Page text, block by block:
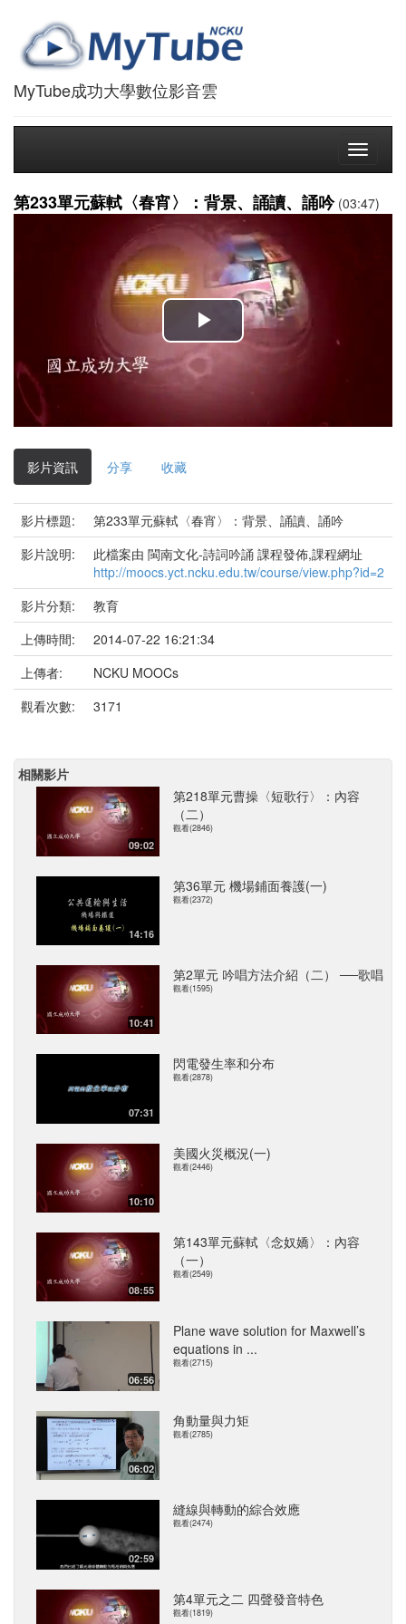
MyTube成功大學數位影音雲
Toggle
第233單元蘇軾〈春宵〉：背景、誦讀、誦吟(03:47)
播
放
影
影片資訊 分享 收藏
影片標題:
第233單元蘇軾〈春宵〉：背景、誦讀、誦吟
影片說明:
此檔案由 閩南文化-詩詞吟誦 課程發佈,課程網址
http://moocs.yct.ncku.edu.tw/course/view.php?id=2
影片分類:
教育
上傳時間:
2014-07-22 16:21:34
上傳者:
NCKU MOOCs
觀看次數:
3171
相關影片
09:02
第218單元曹操〈短歌行〉：內容
（二）
觀看(2846)
14:16
第36單元 機場鋪面養護(一)
觀看(2372)
10:41
第2單元 吟唱方法介紹（二） ──歌唱
觀看(1595)
07:31
閃電發生率和分布
觀看(2878)
10:10
美國火災概況(一)
觀看(2446)
08:55
第143單元蘇軾〈念奴嬌〉：內容
（一）
觀看(2549)
06:56
Plane wave solution for Maxwell’s
equations in ...
觀看(2715)
06:02
角動量與力矩
觀看(2785)
02:59
縫線與轉動的綜合效應
觀看(2474)
第4單元之二 四聲發音特色
觀看(1819)